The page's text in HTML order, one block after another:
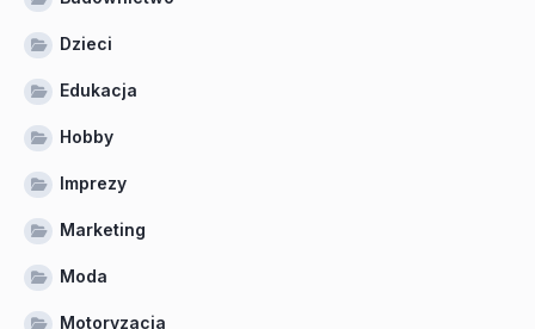
Dzieci
Edukacja
Hobby
Imprezy
Marketing
Moda
Motoryzacja